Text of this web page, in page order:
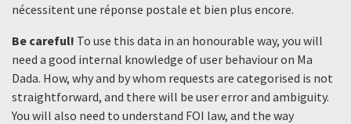
nécessitent une réponse postale et bien plus encore.
Be careful! To use this data in an honourable way, you will
need a good internal knowledge of user behaviour on Ma
Dada. How, why and by whom requests are categorised is not
straightforward, and there will be user error and ambiguity.
You will also need to understand FOI law, and the way